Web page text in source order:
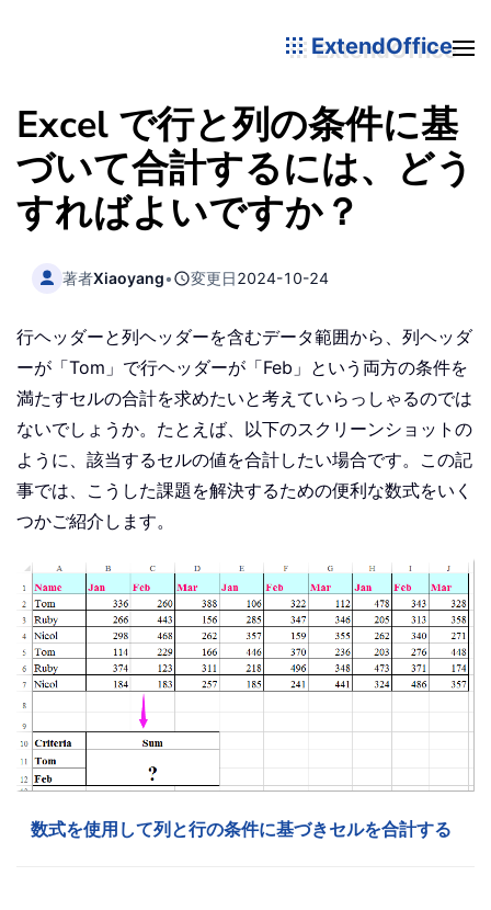
ExtendOffice
Excel で行と列の条件に基
づいて合計するには、どう
すればよいですか？
著者Xiaoyang• 変更日2024-10-24
行ヘッダーと列ヘッダーを含むデータ範囲から、列ヘッダ
ーが「Tom」で行ヘッダーが「Feb」という両方の条件を
満たすセルの合計を求めたいと考えていらっしゃるのでは
ないでしょうか。たとえば、以下のスクリーンショットの
ように、該当するセルの値を合計したい場合です。この記
事では、こうした課題を解決するための便利な数式をいく
つかご紹介します。
数式を使用して列と行の条件に基づきセルを合計する